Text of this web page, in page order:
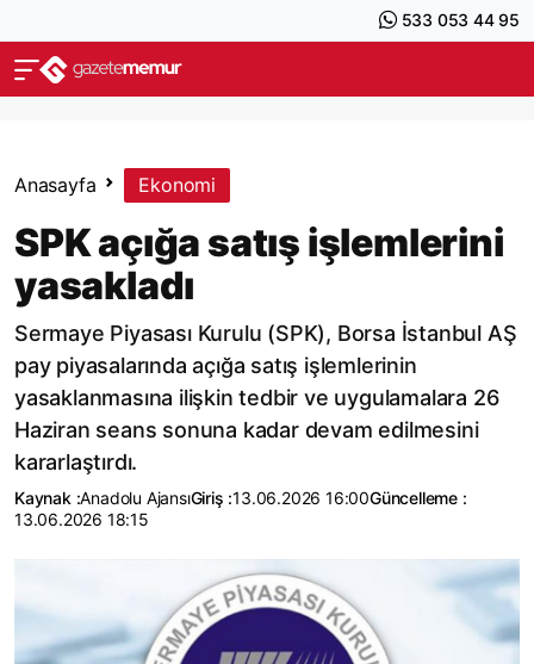
533 053 44 95
Anasayfa Ekonomi
SPK açığa satış işlemlerini
yasakladı
Sermaye Piyasası Kurulu (SPK), Borsa İstanbul AŞ
pay piyasalarında açığa satış işlemlerinin
yasaklanmasına ilişkin tedbir ve uygulamalara 26
Haziran seans sonuna kadar devam edilmesini
kararlaştırdı.
Kaynak :Anadolu AjansıGiriş :13.06.2026 16:00Güncelleme :
13.06.2026 18:15